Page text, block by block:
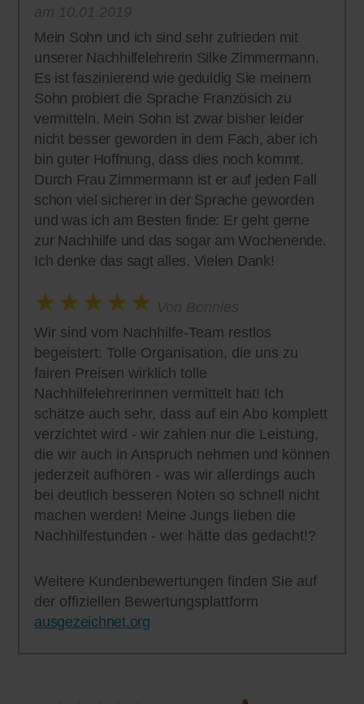
Mein Sohn und ich sind sehr zufrieden mit
unserer Nachhilfelehrerin Silke Zimmermann.
Es ist faszinierend wie geduldig Sie meinem
Sohn probiert die Sprache Französich zu
vermitteln. Mein Sohn ist zwar bisher leider
nicht besser geworden in dem Fach, aber ich
bin guter Hoffnung, dass dies noch kommt.
Durch Frau Zimmermann ist er auf jeden Fall
schon viel sicherer in der Sprache geworden
und was ich am Besten finde: Er geht gerne
zur Nachhilfe und das sogar am Wochenende.
Ich denke das sagt alles. Vielen Dank!
Wir sind vom Nachhilfe-Team restlos
begeistert: Tolle Organisation, die uns zu
fairen Preisen wirklich tolle
Nachhilfelehrerinnen vermittelt hat! Ich
schätze auch sehr, dass auf ein Abo komplett
verzichtet wird - wir zahlen nur die Leistung,
die wir auch in Anspruch nehmen und können
jederzeit aufhören - was wir allerdings auch
bei deutlich besseren Noten so schnell nicht
machen werden! Meine Jungs lieben die
Nachhilfestunden - wer hätte das gedacht!?
Weitere Kundenbewertungen finden Sie auf
der offiziellen Bewertungsplattform
ausgezeichnet.org